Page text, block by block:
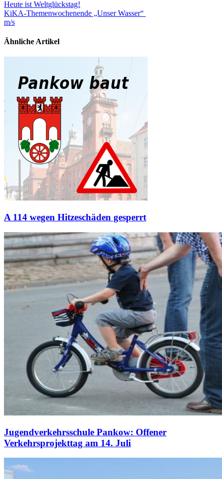
Heute ist Weltglückstag!
KiKA-Themenwochenende „Unser Wasser“
m/s
Ähnliche Artikel
A 114 wegen Hitzeschäden gesperrt
Jugendverkehrsschule Pankow: Offener
Verkehrsprojekttag am 14. Juli